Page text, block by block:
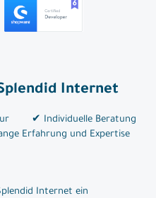
Internet
✔ Individuelle Beratung
Erfahrung und Expertise
Internet ein